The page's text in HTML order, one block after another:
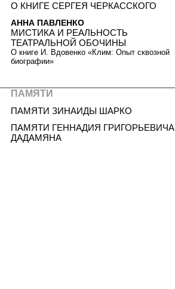
О КНИГЕ СЕРГЕЯ ЧЕРКАССКОГО
АННА ПАВЛЕНКО
МИСТИКА И РЕАЛЬНОСТЬ
ТЕАТРАЛЬНОЙ ОБОЧИНЫ
О книге И. Вдовенко «Клим: Опыт сквозной
биографии»
ПАМЯТИ
ПАМЯТИ ЗИНАИДЫ ШАРКО
ПАМЯТИ ГЕННАДИЯ ГРИГОРЬЕВИЧА
ДАДАМЯНА